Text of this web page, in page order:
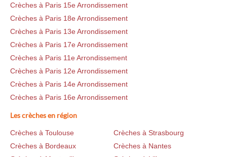
Crèches à Paris 15e Arrondissement
Crèches à Paris 18e Arrondissement
Crèches à Paris 13e Arrondissement
Crèches à Paris 17e Arrondissement
Crèches à Paris 11e Arrondissement
Crèches à Paris 12e Arrondissement
Crèches à Paris 14e Arrondissement
Crèches à Paris 16e Arrondissement
Les crèches en région
Crèches à Toulouse
Crèches à Strasbourg
Crèches à Bordeaux
Crèches à Nantes